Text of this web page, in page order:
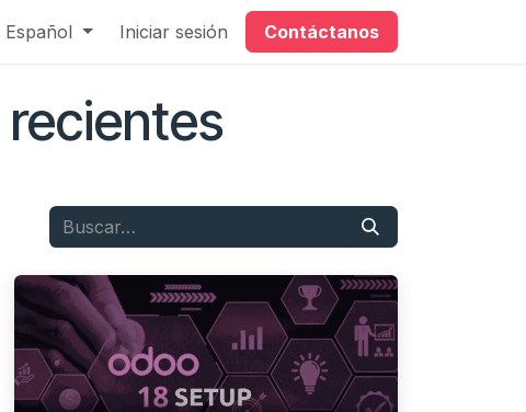
de éxito Ayuda
Español Iniciar sesión Contáctanos